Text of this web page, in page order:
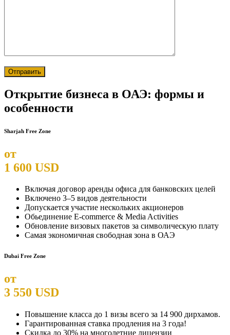
Отправить
Открытие бизнеса в ОАЭ: формы и
особенности
Sharjah Free Zone
от
1 600 USD
Включая договор аренды офиса для банковских целей
Включено 3–5 видов деятельности
Допускается участие нескольких акционеров
Обьединение E-commerce & Media Activities
Обновление визовых пакетов за символическую плату
Самая экономичная свободная зона в ОАЭ
Dubai Free Zone
от
3 550 USD
Повышение класса до 1 визы всего за 14 900 дирхамов.
Гарантированная ставка продления на 3 года!
Скидка до 30% на многолетние лицензии